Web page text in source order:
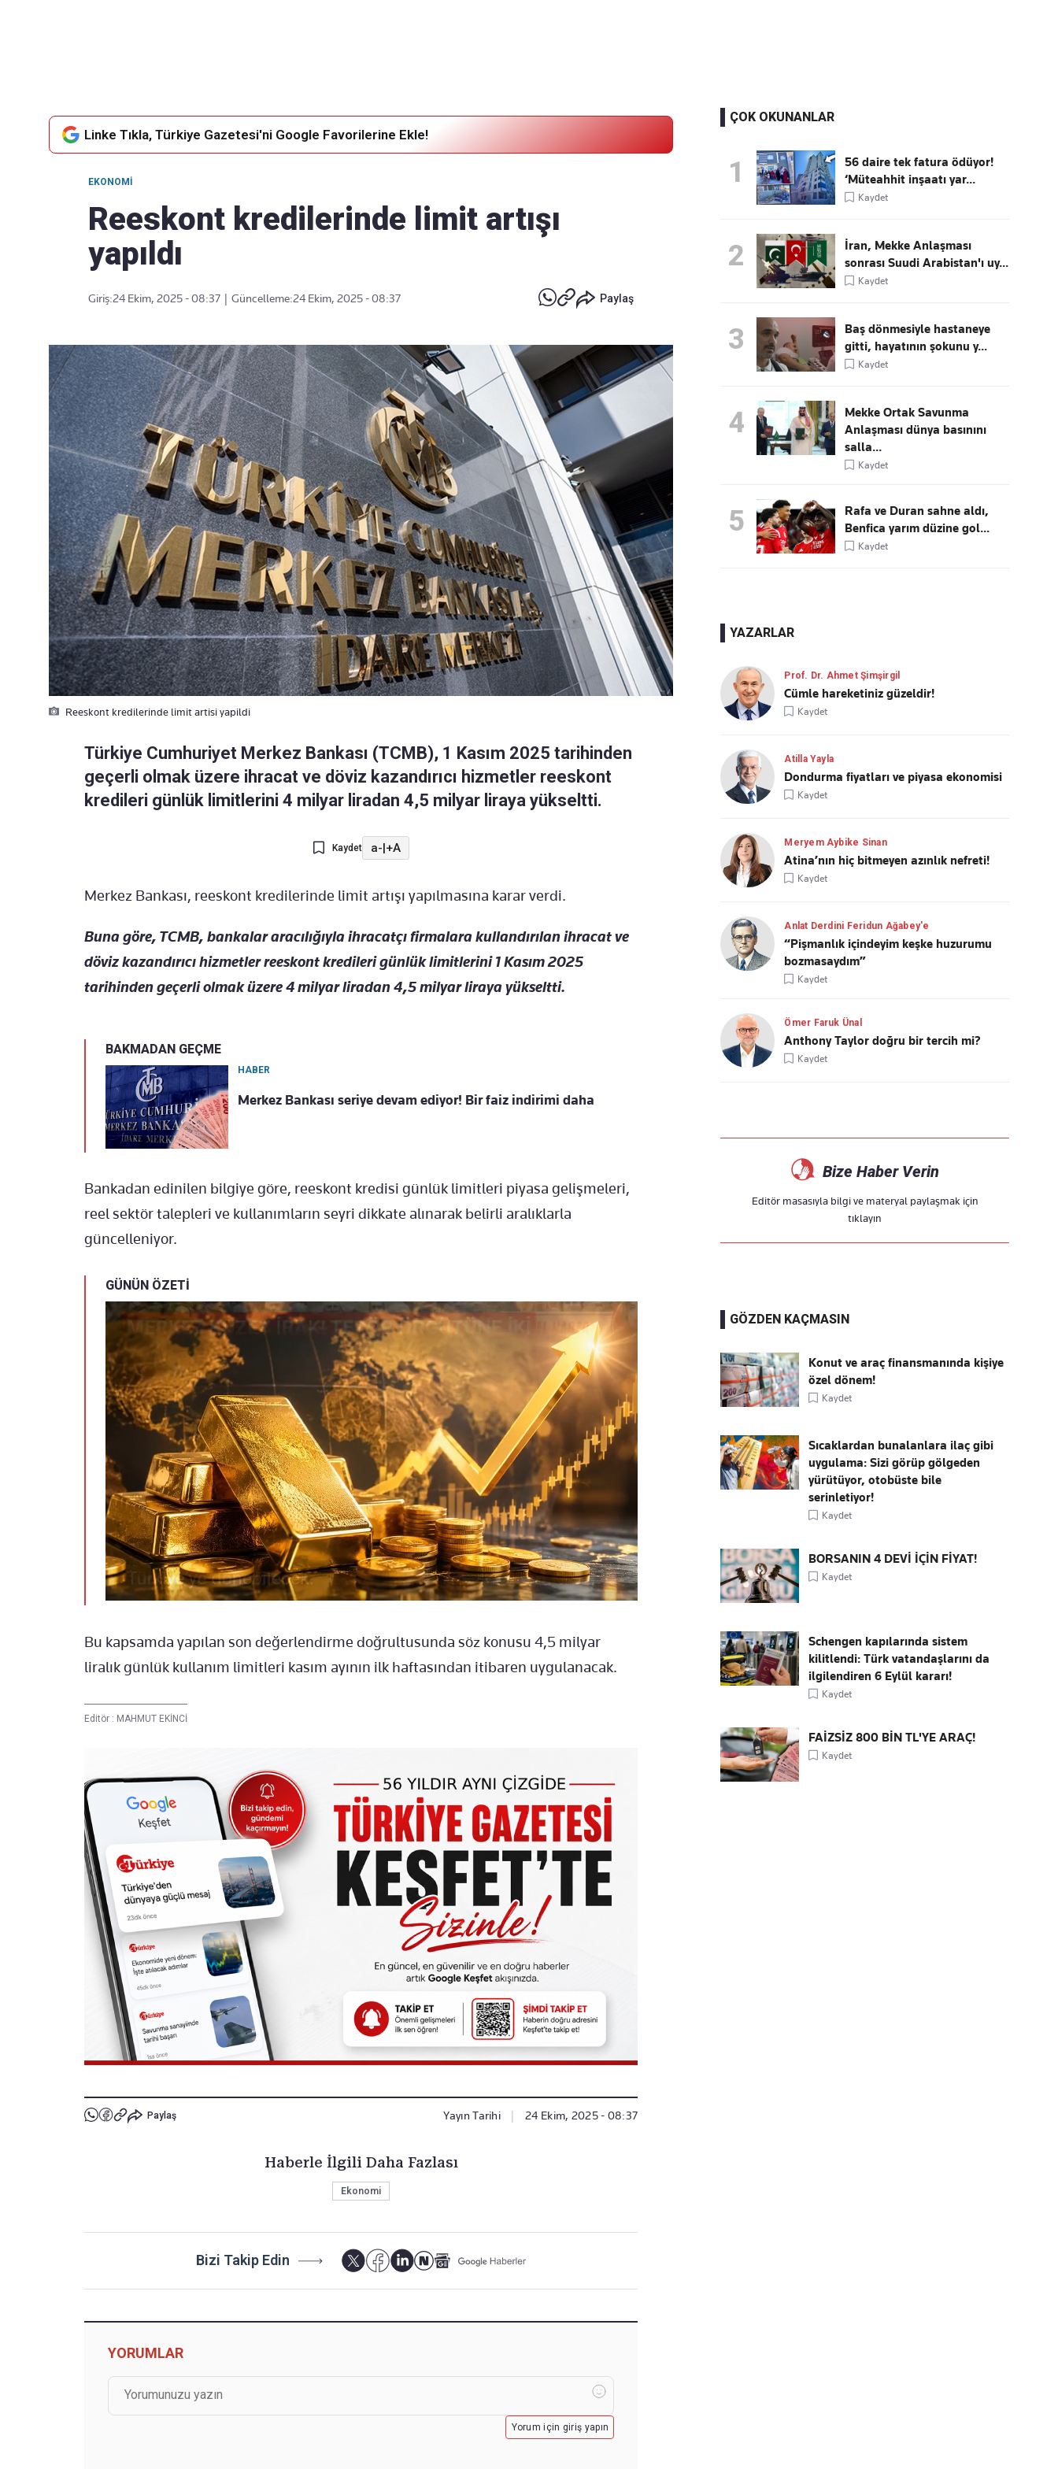
Linke Tıkla, Türkiye Gazetesi'ni Google Favorilerine Ekle!
EKONOMI
Reeskont kredilerinde limit artışı
yapıldı
Giriş:24 Ekim, 2025 - 08:37 Güncelleme:24 Ekim, 2025 - 08:37 Paylaş
Reeskont kredilerinde limit artisi yapildi
Türkiye Cumhuriyet Merkez Bankası (TCMB), 1 Kasım 2025 tarihinden
geçerli olmak üzere ihracat ve döviz kazandırıcı hizmetler reeskont
kredileri günlük limitlerini 4 milyar liradan 4,5 milyar liraya yükseltti.
Kaydet a-|+A
Merkez Bankası, reeskont kredilerinde limit artışı yapılmasına karar verdi.
Buna göre, TCMB, bankalar aracılığıyla ihracatçı firmalara kullandırılan ihracat ve
döviz kazandırıcı hizmetler reeskont kredileri günlük limitlerini 1 Kasım 2025
tarihinden geçerli olmak üzere 4 milyar liradan 4,5 milyar liraya yükseltti.
BAKMADAN GEÇME
HABER
Merkez Bankası seriye devam ediyor! Bir faiz indirimi daha
Bankadan edinilen bilgiye göre, reeskont kredisi günlük limitleri piyasa gelişmeleri,
reel sektör talepleri ve kullanımların seyri dikkate alınarak belirli aralıklarla
güncelleniyor.
GÜNÜN ÖZETİ
Bu kapsamda yapılan son değerlendirme doğrultusunda söz konusu 4,5 milyar
liralık günlük kullanım limitleri kasım ayının ilk haftasından itibaren uygulanacak.
Editör : MAHMUT EKİNCİ
Paylaş Yayın Tarihi 24 Ekim, 2025 - 08:37
Haberle İlgili Daha Fazlası
Ekonomi
Bizi Takip Edin
YORUMLAR
Yorum için giriş yapın
ÇOK OKUNANLAR
1
56 daire tek fatura ödüyor!
‘Müteahhit inşaatı yar...
Kaydet
2
İran, Mekke Anlaşması
sonrası Suudi Arabistan'ı uy...
Kaydet
3
Baş dönmesiyle hastaneye
gitti, hayatının şokunu y...
Kaydet
4
Mekke Ortak Savunma
Anlaşması dünya basınını
salla...
Kaydet
5
Rafa ve Duran sahne aldı,
Benfica yarım düzine gol...
Kaydet
YAZARLAR
Prof. Dr. Ahmet Şimşirgil
Cümle hareketiniz güzeldir!
Kaydet
Atilla Yayla
Dondurma fiyatları ve piyasa ekonomisi
Kaydet
Meryem Aybike Sinan
Atina’nın hiç bitmeyen azınlık nefreti!
Kaydet
Anlat Derdini Feridun Ağabey'e
“Pişmanlık içindeyim keşke huzurumu
bozmasaydım”
Kaydet
Ömer Faruk Ünal
Anthony Taylor doğru bir tercih mi?
Kaydet
Bize Haber Verin
Editör masasıyla bilgi ve materyal paylaşmak için
tıklayın
GÖZDEN KAÇMASIN
Konut ve araç finansmanında kişiye
özel dönem!
Kaydet
Sıcaklardan bunalanlara ilaç gibi
uygulama: Sizi görüp gölgeden
yürütüyor, otobüste bile
serinletiyor!
Kaydet
BORSANIN 4 DEVİ İÇİN FİYAT!
Kaydet
Schengen kapılarında sistem
kilitlendi: Türk vatandaşlarını da
ilgilendiren 6 Eylül kararı!
Kaydet
FAİZSİZ 800 BİN TL'YE ARAÇ!
Kaydet